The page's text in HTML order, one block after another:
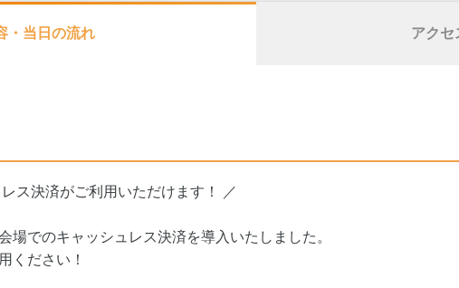
・当日の流れ アクセ
ス決済がご利用いただけます！ ／
場でのキャッシュレス決済を導入いたしました。
ください！